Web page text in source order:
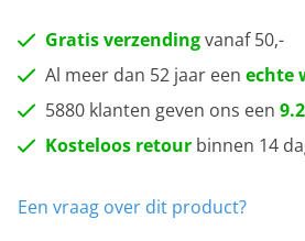
Gratis verzendingvanaf 50,-
Al meer dan 52 jaar een echte
5880 klanten geven ons een
Kosteloos retour binnen 14
Een vraag over dit product?